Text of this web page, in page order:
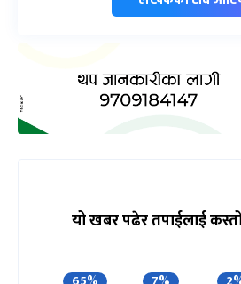
यो खबर पढेर तपाईलाई